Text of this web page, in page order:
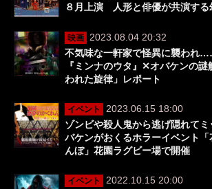
８月上演 人形と俳優が共演する
映画
2023.08.04 20:32
不気味な一軒家で怪異に襲わ
『ミンナのウタ』✕オバケンの
われた旋律」レポート
イベント
2023.06.15 18:00
ゾンビや殺人鬼から逃げ隠れて
バケンがおくるホラーイベント
んぼ」花園ラグビー場で開催
イベント
2022.10.15 20:00